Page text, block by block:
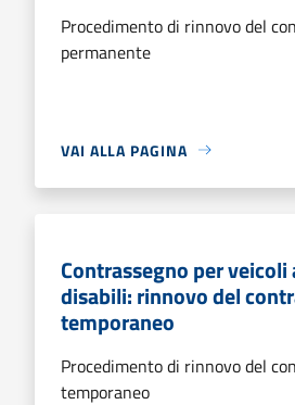
Procedimento di rinnovo del
permanente
VAI ALLA PAGINA
Contrassegno per veicoli
disabili: rinnovo del
temporaneo
Procedimento di rinnovo del
temporaneo